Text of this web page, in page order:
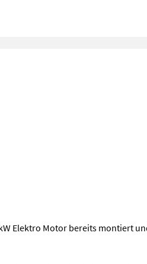
Elektro Motor bereits montiert